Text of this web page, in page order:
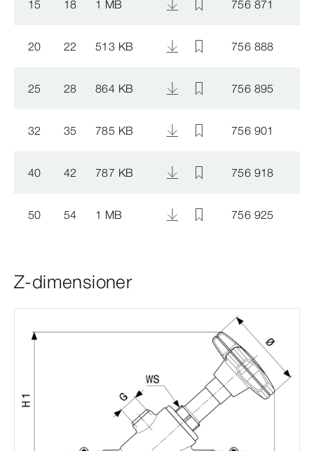
15 18 1 MB 756 871
20 22 513 KB 756 888
25 28 864 KB 756 895
32 35 785 KB 756 901
40 42 787 KB 756 918
50 54 1 MB 756 925
Z-dimensioner